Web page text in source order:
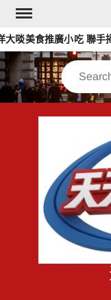
Skip
content
美食推廣小吃 聯手掃
Search